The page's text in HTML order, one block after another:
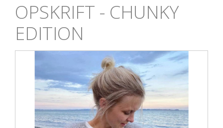
OPSKRIFT - CHUNKY
EDITION